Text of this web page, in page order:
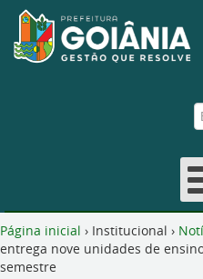
Página inicial › Institucional ›
entrega nove unidades de
semestre